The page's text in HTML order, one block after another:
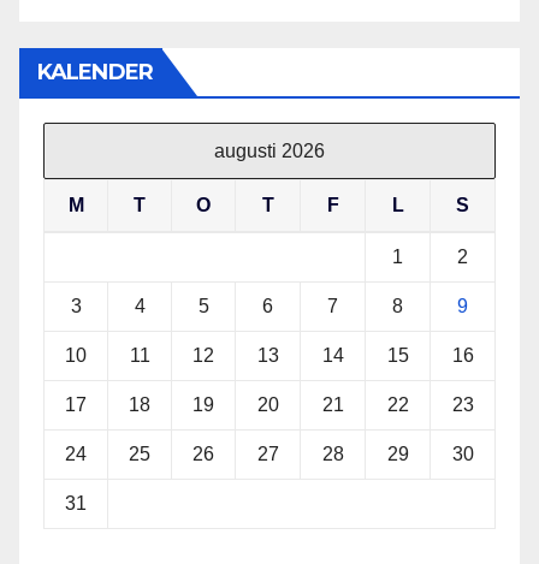
KALENDER
augusti 2026
M T O T F L S
1 2
3 4 5 6 7 8 9
10 11 12 13 14 15 16
17 18 19 20 21 22 23
24 25 26 27 28 29 30
31